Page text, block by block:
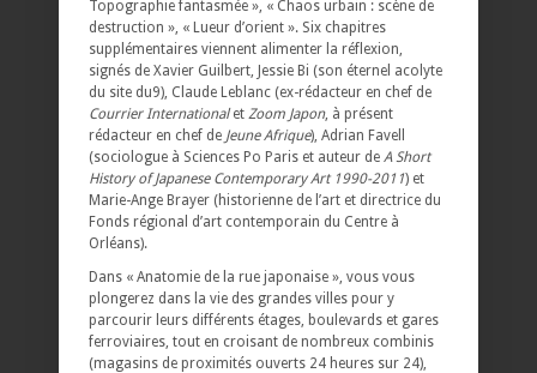
Topographie fantasmée », « Chaos urbain : scène de
destruction », « Lueur d’orient ». Six chapitres
supplémentaires viennent alimenter la réflexion,
signés de Xavier Guilbert, Jessie Bi (son éternel acolyte
du site du9), Claude Leblanc (ex-rédacteur en chef de
Courrier Internationalet Zoom Japon, à présent
rédacteur en chef de Jeune Afrique), Adrian Favell
(sociologue à Sciences Po Paris et auteur de A Short
History of Japanese Contemporary Art 1990-2011) et
Marie-Ange Brayer (historienne de l’art et directrice du
Fonds régional d’art contemporain du Centre à
Orléans).
Dans « Anatomie de la rue japonaise », vous vous
plongerez dans la vie des grandes villes pour y
parcourir leurs différents étages, boulevards et gares
ferroviaires, tout en croisant de nombreux combinis
(magasins de proximités ouverts 24 heures sur 24),